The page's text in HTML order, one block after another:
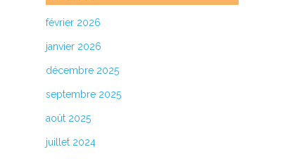
février 2026
janvier 2026
décembre 2025
septembre 2025
août 2025
juillet 2024